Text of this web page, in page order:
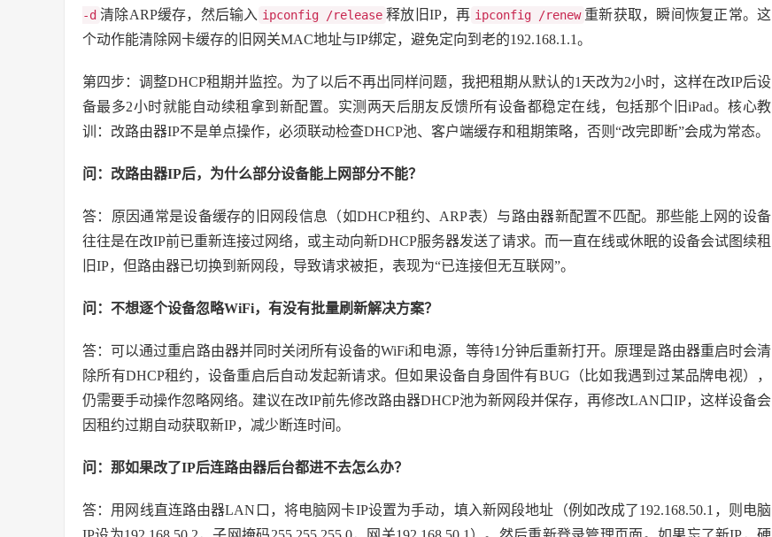
-d 清除ARP缓存，然后输入 ipconfig /release 释放旧IP，再 ipconfig /renew 重新获取，瞬间恢复正常。这
个动作能清除网卡缓存的旧网关MAC地址与IP绑定，避免定向到老的192.168.1.1。
第四步：调整DHCP租期并监控。为了以后不再出同样问题，我把租期从默认的1天改为2小时，这样在改IP后设
备最多2小时就能自动续租拿到新配置。实测两天后朋友反馈所有设备都稳定在线，包括那个旧iPad。核心教
训：改路由器IP不是单点操作，必须联动检查DHCP池、客户端缓存和租期策略，否则“改完即断”会成为常态。
问：改路由器IP后，为什么部分设备能上网部分不能？
答：原因通常是设备缓存的旧网段信息（如DHCP租约、ARP表）与路由器新配置不匹配。那些能上网的设备
往往是在改IP前已重新连接过网络，或主动向新DHCP服务器发送了请求。而一直在线或休眠的设备会试图续租
旧IP，但路由器已切换到新网段，导致请求被拒，表现为“已连接但无互联网”。
问：不想逐个设备忽略WiFi，有没有批量刷新解决方案？
答：可以通过重启路由器并同时关闭所有设备的WiFi和电源，等待1分钟后重新打开。原理是路由器重启时会清
除所有DHCP租约，设备重启后自动发起新请求。但如果设备自身固件有BUG（比如我遇到过某品牌电视），
仍需要手动操作忽略网络。建议在改IP前先修改路由器DHCP池为新网段并保存，再修改LAN口IP，这样设备会
因租约过期自动获取新IP，减少断连时间。
问：那如果改了IP后连路由器后台都进不去怎么办？
答：用网线直连路由器LAN口，将电脑网卡IP设置为手动，填入新网段地址（例如改成了192.168.50.1，则电脑